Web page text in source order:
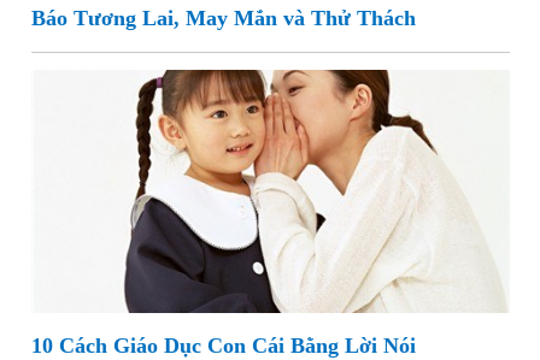
Báo Tương Lai, May Mắn và Thử Thách
10 Cách Giáo Dục Con Cái Bằng Lời Nói